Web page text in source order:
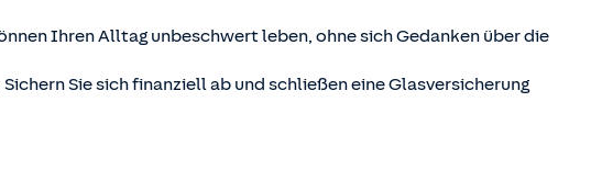
Ihren Alltag unbeschwert leben, ohne sich Gedanken über die
Sie sich finanziell ab und schließen eine Glasversicherung